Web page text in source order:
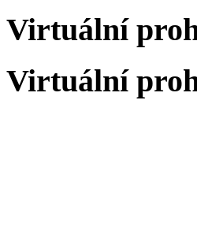
Virtuální
Virtuální